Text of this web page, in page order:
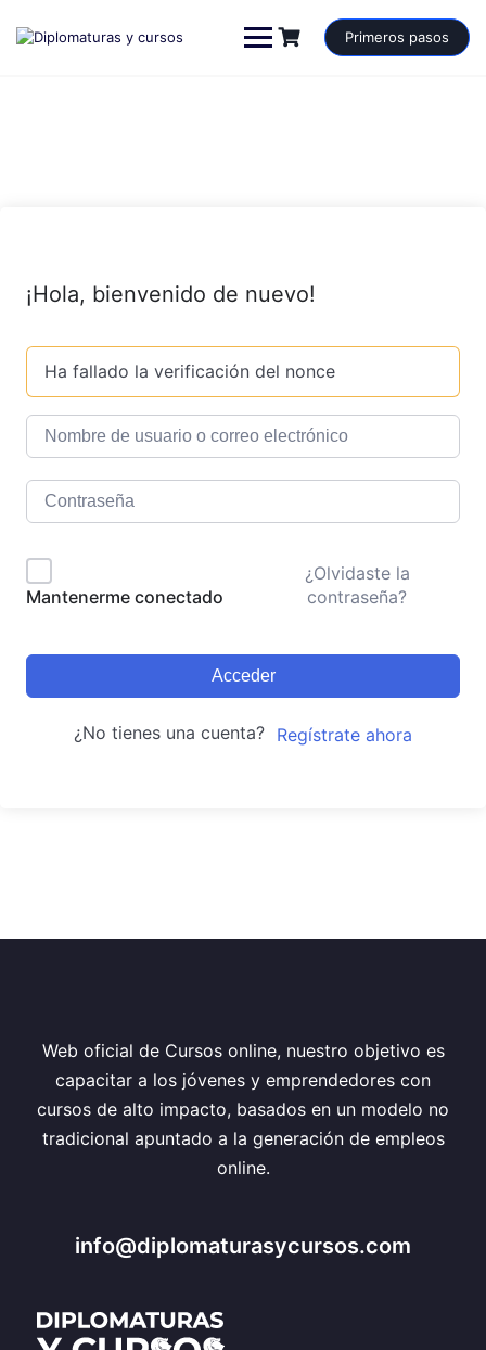
contenido
Primeros pasos
¡Hola, bienvenido de nuevo!
Ha fallado la verificación del nonce
Mantenerme conectado
¿Olvidaste la
contraseña?
Acceder
¿No tienes una cuenta? Regístrate ahora
Web oficial de Cursos online, nuestro objetivo es
capacitar a los jóvenes y emprendedores con
cursos de alto impacto, basados en un modelo no
tradicional apuntado a la generación de empleos
online.
info@diplomaturasycursos.com